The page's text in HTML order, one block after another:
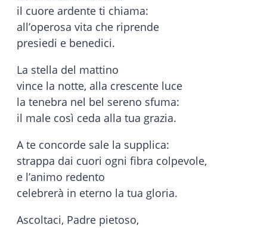
il cuore ardente ti chiama:
all’operosa vita che riprende
presiedi e benedici.
La stella del mattino
vince la notte, alla crescente luce
la tenebra nel bel sereno sfuma:
il male così ceda alla tua grazia.
A te concorde sale la supplica:
strappa dai cuori ogni fibra colpevole,
e l’animo redento
celebrerà in eterno la tua gloria.
Ascoltaci, Padre pietoso,